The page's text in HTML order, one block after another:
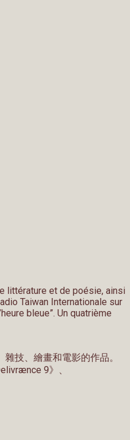
littérature et de poésie, ainsi
Taiwan Internationale sur
bleue”. Un quatrième
技、繪畫和電影的作品。
9》、